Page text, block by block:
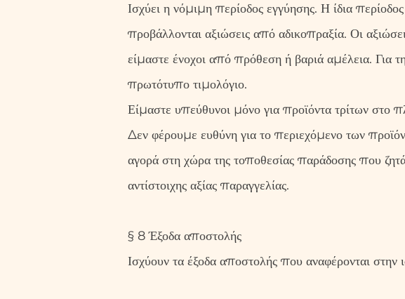
Ισχύει η νόμιμη περίοδος εγγύησης. Η ίδια
προβάλλονται αξιώσεις από αδικοπραξία. Οι
είμαστε ένοχοι από πρόθεση ή βαριά αμέλεια. Για
πρωτότυπο τιμολόγιο.
Είμαστε υπεύθυνοι μόνο για προϊόντα τρίτων στο
Δεν φέρουμε ευθύνη για το περιεχόμενο των
αγορά στη χώρα της τοποθεσίας παράδοσης που
αντίστοιχης αξίας παραγγελίας.
§ 8 Έξοδα αποστολής
Ισχύουν τα έξοδα αποστολής που αναφέρονται στην